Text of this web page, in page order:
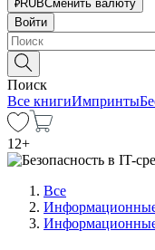
RUBСменить валюту
Войти
Поиск
Все книгиИмпринты
12+
Все